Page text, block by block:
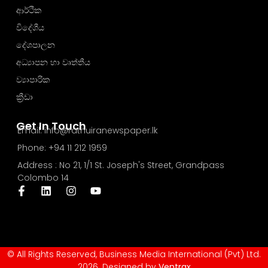
Get In Touch
Email: info@rathuiranewspaper.lk
Phone: +94 11 212 1959
Address : No 21, 1/1 St. Joseph's Street, Grandpass
Colombo 14
ආර්ථික
විදේශීය
දේශපාලන
අධ්‍යාපන හා වෘත්තීය
ව්‍යාපාරික
ක්‍රීඩා
© All Rights Reserved, Business Media International (Pvt) Ltd.